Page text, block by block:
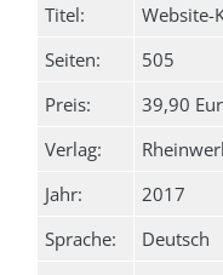
Titel:
Website-
Seiten:
505
Preis:
39,90
Verlag:
Jahr:
2017
Sprache:
Deutsch